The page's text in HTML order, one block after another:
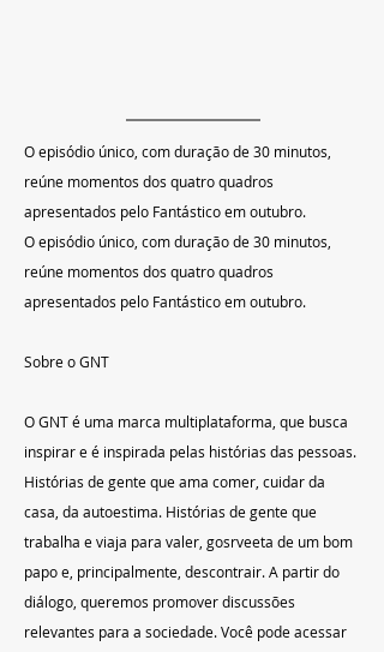
O episódio único, com duração de 30 minutos,
reúne momentos dos quatro quadros
apresentados pelo Fantástico em outubro.
O episódio único, com duração de 30 minutos,
reúne momentos dos quatro quadros
apresentados pelo Fantástico em outubro.
Sobre o GNT
O GNT é uma marca multiplataforma, que busca
inspirar e é inspirada pelas histórias das pessoas.
Histórias de gente que ama comer, cuidar da
casa, da autoestima. Histórias de gente que
trabalha e viaja para valer, gosrveeta de um bom
papo e, principalmente, descontrair. A partir do
diálogo, queremos promover discussões
relevantes para a sociedade. Você pode acessar